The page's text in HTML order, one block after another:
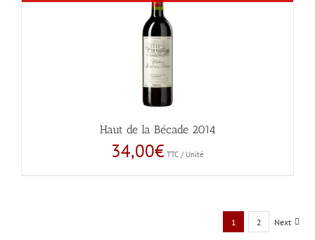
Haut de la Bécade 2014
34,00€ TTC / Unité
1 2 Next